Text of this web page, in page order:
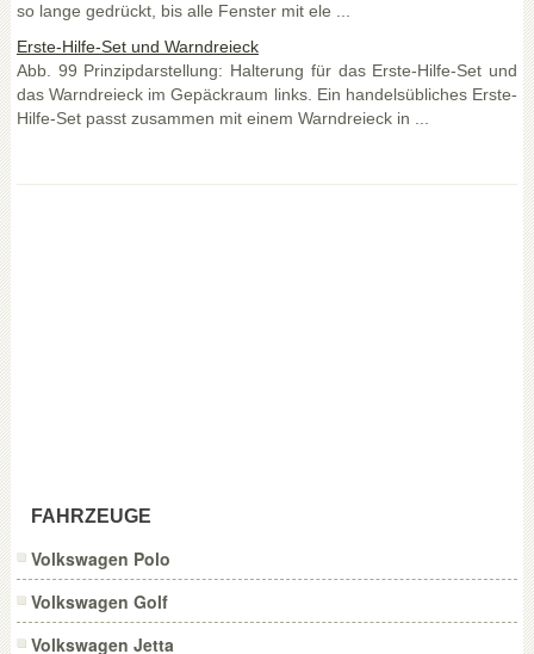
so lange gedrückt, bis alle Fenster mit ele ...
Erste-Hilfe-Set und Warndreieck
Abb. 99 Prinzipdarstellung: Halterung für das Erste-Hilfe-Set und
das Warndreieck im Gepäckraum links. Ein handelsübliches Erste-
Hilfe-Set passt zusammen mit einem Warndreieck in ...
FAHRZEUGE
Volkswagen Polo
Volkswagen Golf
Volkswagen Jetta